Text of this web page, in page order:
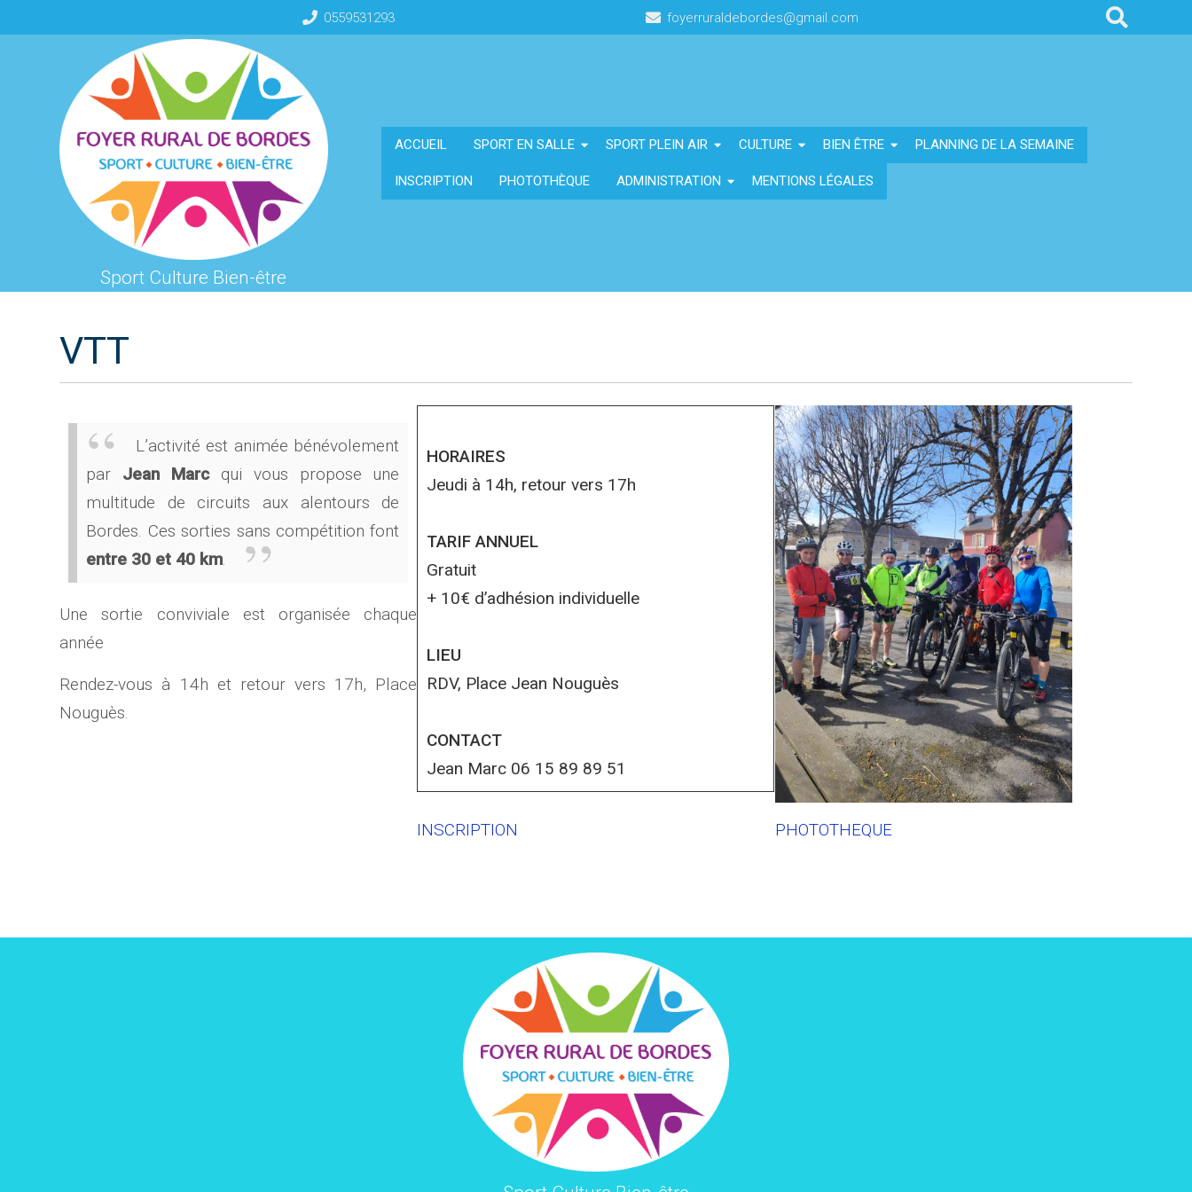
0559531293 foyerruraldebordes@gmail.com
Sport Culture Bien-être
ACCUEIL SPORT EN SALLE SPORT PLEIN AIR CULTURE BIEN ÊTRE PLANNING DE LA SEMAINE
INSCRIPTION PHOTOTHÈQUE ADMINISTRATION MENTIONS LÉGALES
VTT
L’activité est animée bénévolement
par Jean Marcqui vous propose une
multitude de circuits aux alentours de
Bordes. Ces sorties sans compétition font
entre 30 et 40 km.
Une sortie conviviale est organisée chaque
année
Rendez-vous à 14h et retour vers 17h, Place
Nouguès.
HORAIRES
Jeudi à 14h, retour vers 17h
TARIF ANNUEL
Gratuit
+ 10€ d’adhésion individuelle
LIEU
RDV, Place Jean Nouguès
CONTACT
Jean Marc 06 15 89 89 51
INSCRIPTION PHOTOTHEQUE